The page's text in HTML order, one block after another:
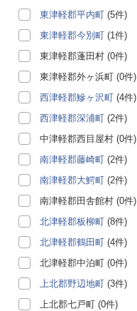
東津軽郡平内町 (5件)
東津軽郡今別町 (1件)
東津軽郡蓬田村 (0件)
東津軽郡外ヶ浜町 (0件)
西津軽郡鰺ヶ沢町 (4件)
西津軽郡深浦町 (2件)
中津軽郡西目屋村 (0件)
南津軽郡藤崎町 (2件)
南津軽郡大鰐町 (2件)
南津軽郡田舎館村 (0件)
北津軽郡板柳町 (8件)
北津軽郡鶴田町 (4件)
北津軽郡中泊町 (0件)
上北郡野辺地町 (3件)
上北郡七戸町 (0件)